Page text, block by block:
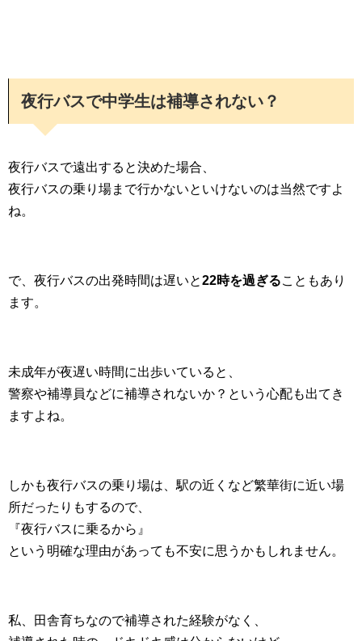
夜行バスで中学生は補導されない？
夜行バスで遠出すると決めた場合、
夜行バスの乗り場まで行かないといけないのは当然ですよ
ね。
で、夜行バスの出発時間は遅いと22時を過ぎることもあり
ます。
未成年が夜遅い時間に出歩いていると、
警察や補導員などに補導されないか？という心配も出てき
ますよね。
しかも夜行バスの乗り場は、駅の近くなど繁華街に近い場
所だったりもするので、
『夜行バスに乗るから』
という明確な理由があっても不安に思うかもしれません。
私、田舎育ちなので補導された経験がなく、